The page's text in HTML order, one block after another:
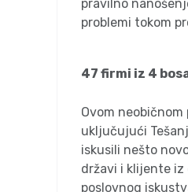
pravilno
problemi tokom
47 firmi iz 4
Ovom
uključujući
iskusili nešto
državi i klijente iz
poslovnog